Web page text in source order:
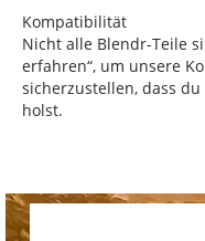
Kompatibilität
Nicht alle Blendr-Teile
erfahren“, um unsere
sicherzustellen, dass
holst.